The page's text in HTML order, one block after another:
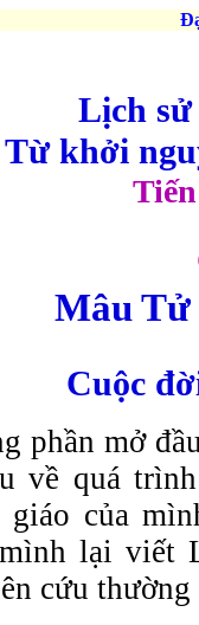
Lịch sử
Từ khởi
Mâu Tử
Cuộc
phần mở
về quá
giáo của
lại viết
cứu